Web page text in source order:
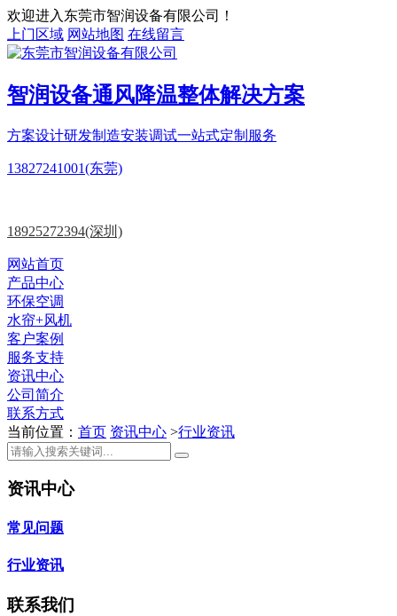
欢迎进入东莞市智润设备有限公司！
上门区域 网站地图 在线留言
智润设备通风降温整体解决方案
方案设计研发制造安装调试一站式定制服务
13827241001(东莞)
18925272394(深圳)
网站首页
产品中心
环保空调
水帘+风机
客户案例
服务支持
资讯中心
公司简介
联系方式
当前位置： 首页 资讯中心 >行业资讯
资讯中心
常见问题
行业资讯
联系我们